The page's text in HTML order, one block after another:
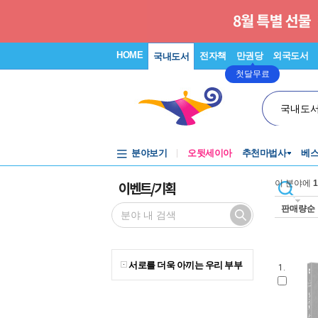
HOME 국내도서 전자책 만권당
첫달무료
외국도서
국내도
분야보기 오뒷세이아 추천마법사 베
이벤트/기획
서로를 더욱 아끼는 우리 부부
이 분야에
판매량순
1.